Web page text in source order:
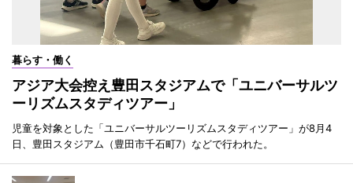
暮らす・働く
アジア大会控え豊田スタジアムで「ユニバーサルツ
ーリズムスタディツアー」
児童を対象とした「ユニバーサルツーリズムスタディツアー」が8月4
日、豊田スタジアム（豊田市千石町7）などで行われた。